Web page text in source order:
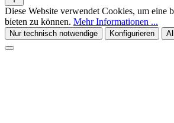
Diese Website verwendet Cookies, um eine
bieten zu können. Mehr Informationen ...
Nur technisch notwendige Konfigurieren